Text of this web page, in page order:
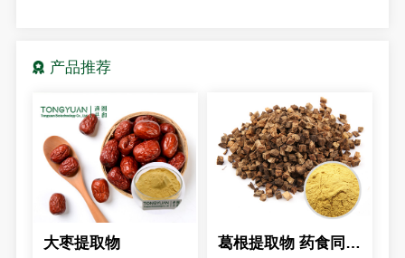
产品推荐
大枣提取物 葛根提取物 药食同源原料萃取 水溶小分子纯提葛根粉 通圆共和